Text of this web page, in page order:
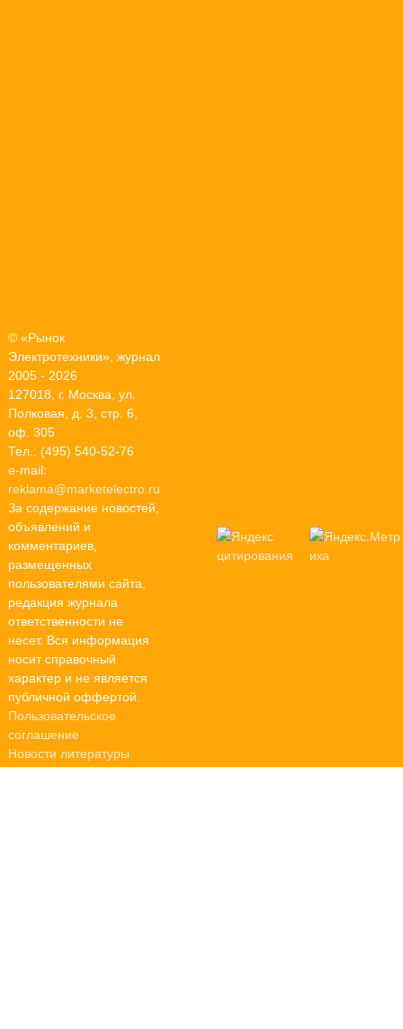
© «Рынок
Электротехники», журнал
2005 - 2026
127018, г. Москва, ул.
Полковая, д. 3, стр. 6,
оф. 305
Тел.: (495) 540-52-76
e-mail:
reklama@marketelectro.ru
За содержание новостей,
объявлений и
комментариев,
размещенных
пользователями сайта,
редакция журнала
ответственности не
несет. Вся информация
носит справочный
характер и не является
публичной оффертой.
Пользовательское
соглашение
Новости литературы